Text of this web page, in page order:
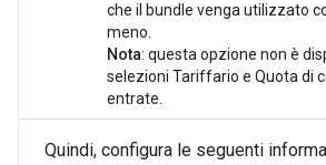
che il bundle venga utilizzato
meno.
Nota: questa opzione non è
selezioni Tariffario e Quota di
entrate.
Quindi, configura le seguenti